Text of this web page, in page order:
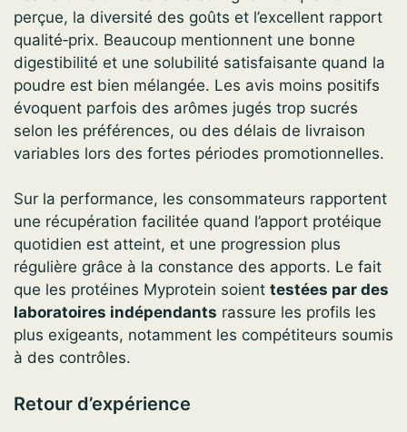
perçue, la diversité des goûts et l’excellent rapport
qualité‑prix. Beaucoup mentionnent une bonne
digestibilité et une solubilité satisfaisante quand la
poudre est bien mélangée. Les avis moins positifs
évoquent parfois des arômes jugés trop sucrés
selon les préférences, ou des délais de livraison
variables lors des fortes périodes promotionnelles.
Sur la performance, les consommateurs rapportent
une récupération facilitée quand l’apport protéique
quotidien est atteint, et une progression plus
régulière grâce à la constance des apports. Le fait
que les protéines Myprotein soient testées par des
laboratoires indépendants rassure les profils les
plus exigeants, notamment les compétiteurs soumis
à des contrôles.
Retour d’expérience